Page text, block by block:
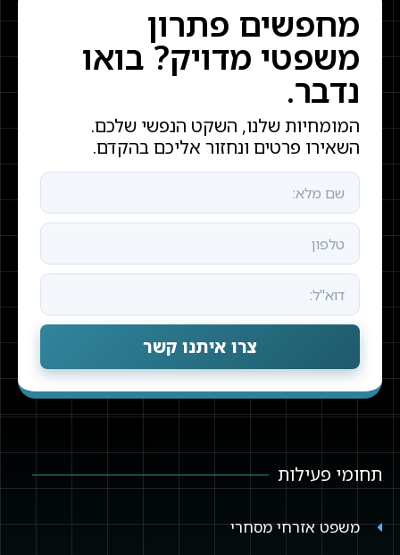
מחפשים פתרון
משפטי מדויק? בואו
נדבר.
המומחיות שלנו, השקט הנפשי שלכם.
השאירו פרטים ונחזור אליכם בהקדם.
צרו איתנו קשר
תחומי פעילות
משפט אזרחי מסחרי